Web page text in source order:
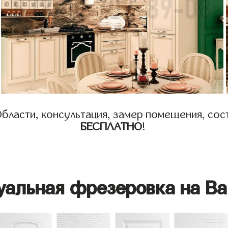
консультация, замер помещения,
БЕСПЛАТНО!
фрезеровка на